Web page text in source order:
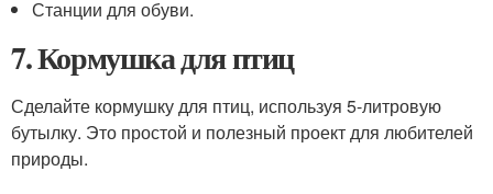
Станции для обуви.
7. Кормушка для птиц
Сделайте кормушку для птиц, используя 5-литровую
бутылку. Это простой и полезный проект для любителей
природы.